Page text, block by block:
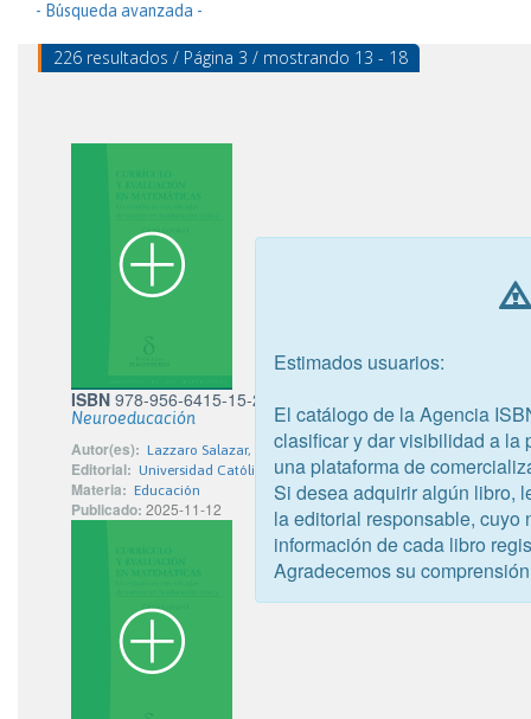
- Búsqueda avanzada -
226 resultados / Página 3 / mostrando 13 - 18
ISBN 978-956-6415-15-2
Neuroeducación
Autor(es): Lazzaro Salazar, Mariana; Valdés Villalobos, Belén
Editorial: Universidad Católica del Maule
Materia: Educación
Publicado: 2025-11-12
Estimados usuarios:
El catálogo de la Agencia
clasificar y dar visibilidad a la
una plataforma de
Si desea adquirir algún libro,
la editorial responsable, cuyo
información de cada libro
Agradecemos su